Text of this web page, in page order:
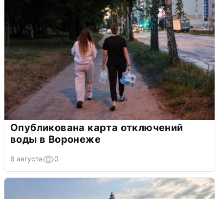
Опубликована карта отключений
воды в Воронеже
6 августа 0